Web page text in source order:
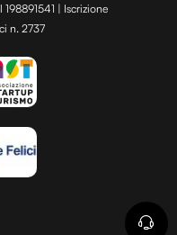
198891541 | Iscrizione
n. 2737